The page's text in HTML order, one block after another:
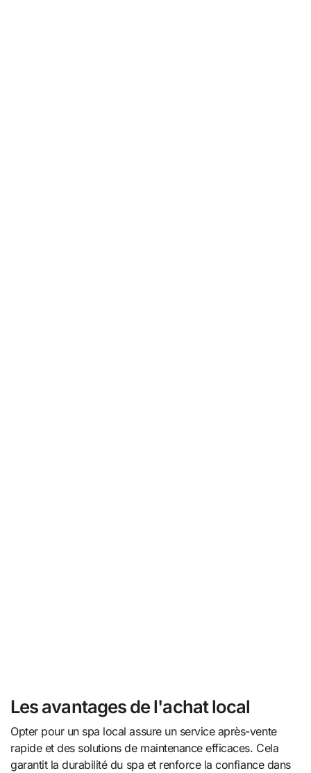
Les avantages de l'achat local
Opter pour un spa local assure un service après-vente
rapide et des solutions de maintenance efficaces. Cela
garantit la durabilité du spa et renforce la confiance dans